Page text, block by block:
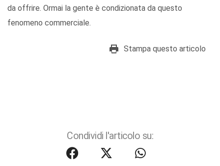
da offrire. Ormai la gente è condizionata da questo
fenomeno commerciale.
Stampa questo articolo
Condividi l'articolo su: